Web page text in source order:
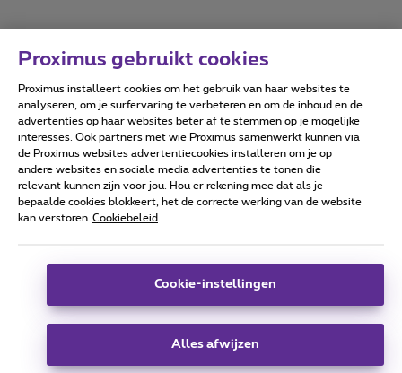
Forumvoorwaarden Accessibility statement
Alle rechten voorbehouden. © Proximus
Algemene voorwaarden, consumenteninfo
Deze website is gecreëerd en wordt beheerd conform het
Koning Albert II-laan 27 - B-1030 Brussel.
Proximus gebruikt cookies
Proximus installeert cookies om het gebruik van haar websites te
analyseren, om je surfervaring te verbeteren en om de inhoud en de
advertenties op haar websites beter af te stemmen op je mogelijke
interesses. Ook partners met wie Proximus samenwerkt kunnen via
de Proximus websites advertentiecookies installeren om je op
andere websites en sociale media advertenties te tonen die
relevant kunnen zijn voor jou. Hou er rekening mee dat als je
bepaalde cookies blokkeert, het de correcte werking van de website
kan verstoren Cookiebeleid
Cookie-instellingen
Alles afwijzen